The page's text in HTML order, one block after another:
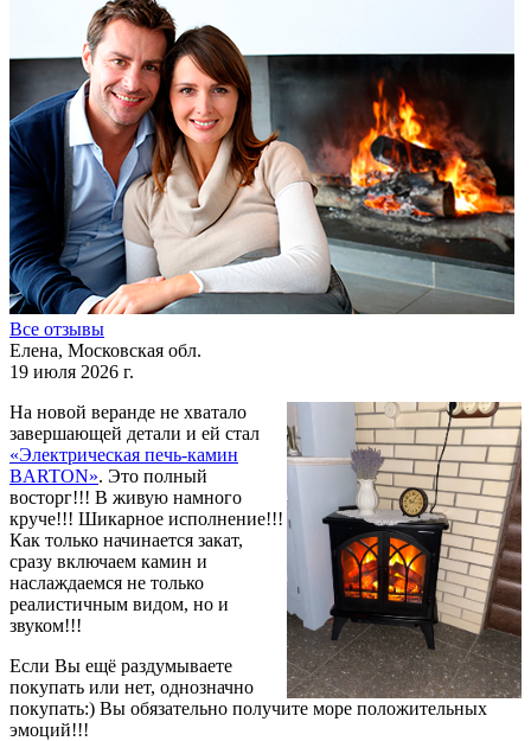
Все отзывы
Елена, Московская обл.
19 июля 2026 г.
На новой веранде не хватало
завершающей детали и ей стал
«Электрическая печь-камин
BARTON». Это полный
восторг!!! В живую намного
круче!!! Шикарное исполнение!!!
Как только начинается закат,
сразу включаем камин и
наслаждаемся не только
реалистичным видом, но и
звуком!!!
Если Вы ещё раздумываете
покупать или нет, однозначно
покупать:) Вы обязательно получите море положительных
эмоций!!!